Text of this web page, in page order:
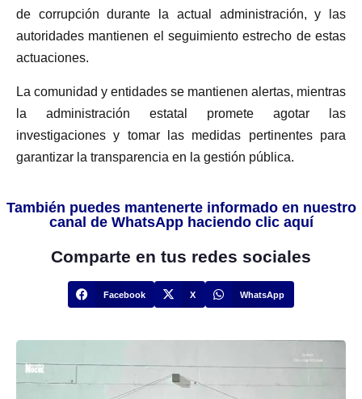
de corrupción durante la actual administración, y las
autoridades mantienen el seguimiento estrecho de estas
actuaciones.
La comunidad y entidades se mantienen alertas, mientras
la administración estatal promete agotar las
investigaciones y tomar las medidas pertinentes para
garantizar la transparencia en la gestión pública.
También puedes mantenerte informado en nuestro
canal de WhatsApp haciendo clic aquí
Comparte en tus redes sociales
Facebook X WhatsApp